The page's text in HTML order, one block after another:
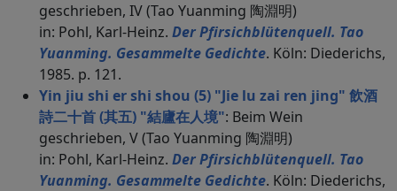
geschrieben, IV (Tao Yuanming 陶淵明)
in: Pohl, Karl-Heinz. Der Pfirsichblütenquell. Tao
Yuanming. Gesammelte Gedichte. Köln: Diederichs,
1985. p. 121.
Yin jiu shi er shi shou (5) "Jie lu zai ren jing" 飲酒
詩二十首 (其五) "結廬在人境": Beim Wein
geschrieben, V (Tao Yuanming 陶淵明)
in: Pohl, Karl-Heinz. Der Pfirsichblütenquell. Tao
Yuanming. Gesammelte Gedichte. Köln: Diederichs,